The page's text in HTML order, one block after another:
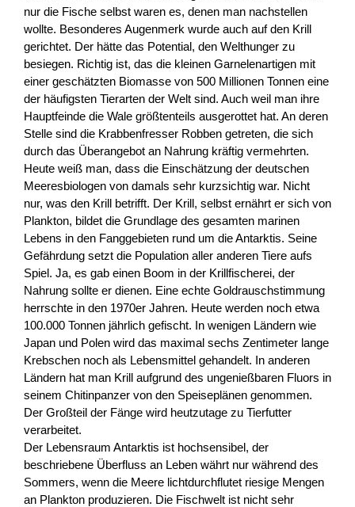
nur die Fische selbst waren es, denen man nachstellen
wollte. Besonderes Augenmerk wurde auch auf den Krill
gerichtet. Der hätte das Potential, den Welthunger zu
besiegen. Richtig ist, das die kleinen Garnelenartigen mit
einer geschätzten Biomasse von 500 Millionen Tonnen eine
der häufigsten Tierarten der Welt sind. Auch weil man ihre
Hauptfeinde die Wale größtenteils ausgerottet hat. An deren
Stelle sind die Krabbenfresser Robben getreten, die sich
durch das Überangebot an Nahrung kräftig vermehrten.
Heute weiß man, dass die Einschätzung der deutschen
Meeresbiologen von damals sehr kurzsichtig war. Nicht
nur, was den Krill betrifft. Der Krill, selbst ernährt er sich von
Plankton, bildet die Grundlage des gesamten marinen
Lebens in den Fanggebieten rund um die Antarktis. Seine
Gefährdung setzt die Population aller anderen Tiere aufs
Spiel. Ja, es gab einen Boom in der Krillfischerei, der
Nahrung sollte er dienen. Eine echte Goldrauschstimmung
herrschte in den 1970er Jahren. Heute werden noch etwa
100.000 Tonnen jährlich gefischt. In wenigen Ländern wie
Japan und Polen wird das maximal sechs Zentimeter lange
Krebschen noch als Lebensmittel gehandelt. In anderen
Ländern hat man Krill aufgrund des ungenießbaren Fluors in
seinem Chitinpanzer von den Speiseplänen genommen.
Der Großteil der Fänge wird heutzutage zu Tierfutter
verarbeitet.
Der Lebensraum Antarktis ist hochsensibel, der
beschriebene Überfluss an Leben währt nur während des
Sommers, wenn die Meere lichtdurchflutet riesige Mengen
an Plankton produzieren. Die Fischwelt ist nicht sehr